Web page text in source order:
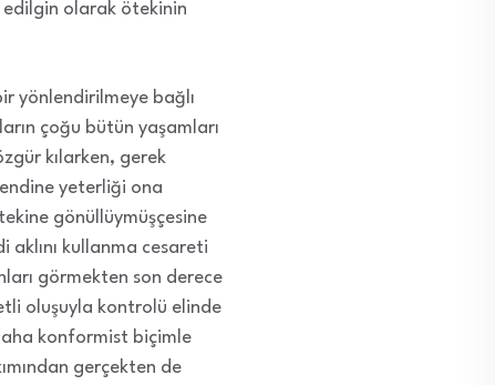
edilgin olarak ötekinin
yönlendirilmeye bağlı
çoğu bütün yaşamları
kılarken, gerek
yeterliği ona
gönüllüymüşçesine
aklını kullanma cesareti
görmekten son derece
oluşuyla kontrolü elinde
konformist biçimle
gerçekten de